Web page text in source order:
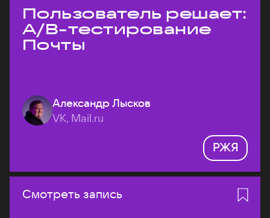
Пользователь решает:
A/B-тестирование
Почты
Александр Лысков
VK, Mail.ru
РЖЯ
Смотреть запись